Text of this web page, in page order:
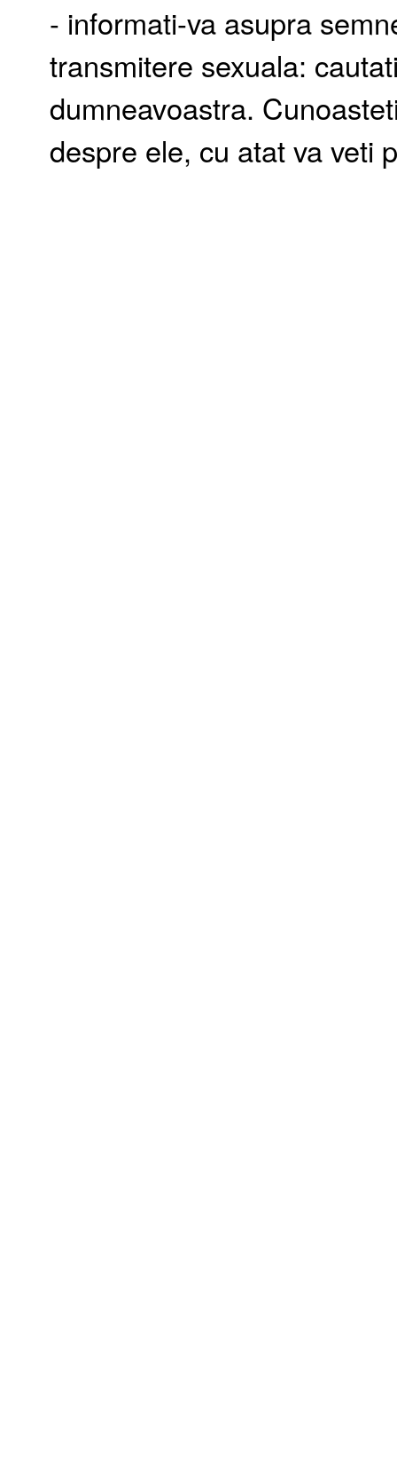
- informati-va asupra
transmitere sexuala:
dumneavoastra.
despre ele, cu atat va veti